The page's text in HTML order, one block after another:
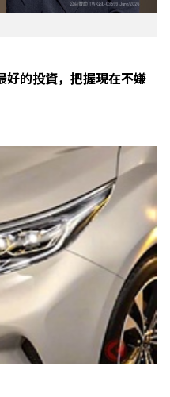
好的投資，把握現在不嫌